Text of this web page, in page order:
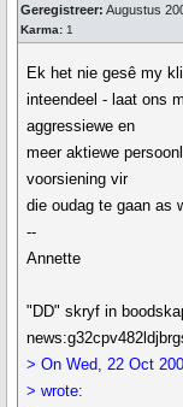
Geregistreer: Augustus
Karma: 1
Ek het nie gesê my
inteendeel - laat ons
aggressiewe en
meer aktiewe
voorsiening vir
die oudag te gaan as
--
Annette
"DD" skryf in
> On Wed, 22 Oct
> wrote: